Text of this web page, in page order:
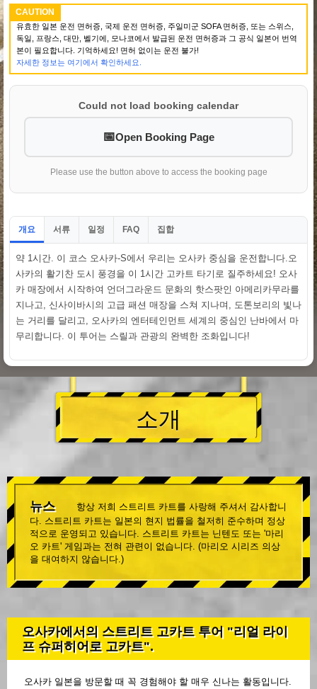
CAUTION
유효한 일본 운전 면허증, 국제 운전 면허증, 주일미군 SOFA 면허증, 또는 스위스,
독일, 프랑스, 대만, 벨기에, 모나코에서 발급된 운전 면허증과 그 공식 일본어 번역
본이 필요합니다. 기억하세요! 면허 없이는 운전 불가!
자세한 정보는 여기에서 확인하세요.
Could not load booking calendar
Open Booking Page
Please use the button above to access the booking page
개요 서류 일정 FAQ 집합
약 1시간. 이 코스 오사카-S에서 우리는 오사카 중심을 운전합니다.오
사카의 활기찬 도시 풍경을 이 1시간 고카트 타기로 질주하세요! 오사
카 매장에서 시작하여 언더그라운드 문화의 핫스팟인 아메리카무라를
지나고, 신사이바시의 고급 패션 매장을 스쳐 지나며, 도톤보리의 빛나
는 거리를 달리고, 오사카의 엔터테인먼트 세계의 중심인 난바에서 마
무리합니다. 이 투어는 스릴과 관광의 완벽한 조화입니다!
소개
뉴스
항상 저희 스트리트 카트를 사랑해 주셔서 감사합니
다. 스트리트 카트는 일본의 현지 법률을 철저히 준수하며 정상
적으로 운영되고 있습니다. 스트리트 카트는 닌텐도 또는 '마리
오 카트' 게임과는 전혀 관련이 없습니다. (마리오 시리즈 의상
을 대여하지 않습니다.)
오사카에서의 스트리트 고카트 투어 "리얼 라이
프 슈퍼히어로 고카트".
오사카 일본을 방문할 때 꼭 경험해야 할 매우 신나는 활동입니다.